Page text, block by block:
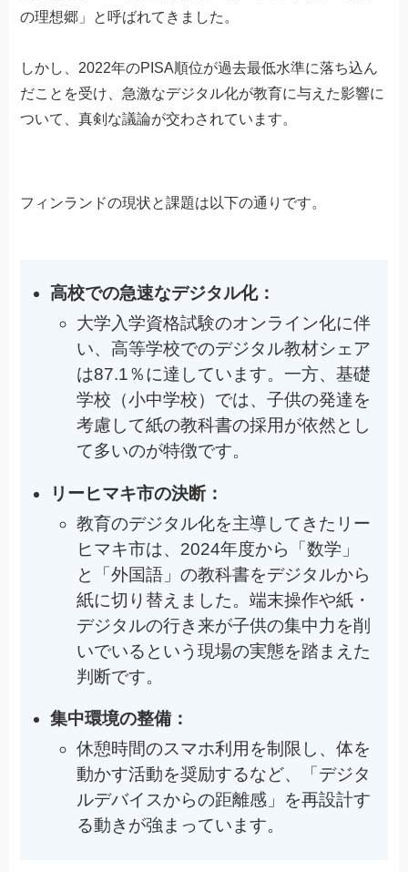
の理想郷」と呼ばれてきました。
しかし、2022年のPISA順位が過去最低水準に落ち込ん
だことを受け、急激なデジタル化が教育に与えた影響に
ついて、真剣な議論が交わされています。
フィンランドの現状と課題は以下の通りです。
高校での急速なデジタル化：
大学入学資格試験のオンライン化に伴
い、高等学校でのデジタル教材シェア
は87.1％に達しています。一方、基礎
学校（小中学校）では、子供の発達を
考慮して紙の教科書の採用が依然とし
て多いのが特徴です。
リーヒマキ市の決断：
教育のデジタル化を主導してきたリー
ヒマキ市は、2024年度から「数学」
と「外国語」の教科書をデジタルから
紙に切り替えました。端末操作や紙・
デジタルの行き来が子供の集中力を削
いでいるという現場の実態を踏まえた
判断です。
集中環境の整備：
休憩時間のスマホ利用を制限し、体を
動かす活動を奨励するなど、「デジタ
ルデバイスからの距離感」を再設計す
る動きが強まっています。